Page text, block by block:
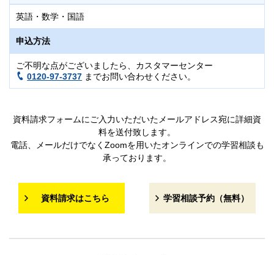
英語・数学・国語
申込方法
ご不明な点がございましたら、カスタマーセンター
0120-97-3737 までお問い合わせください。
資料請求フォームにご入力いただいたメールアドレス宛に詳細資
料を送付致します。
電話、メールだけでなくZoomを用いたオンラインでの学習相談も
承っております。
資料請求はこちら 学習相談予約（無料）